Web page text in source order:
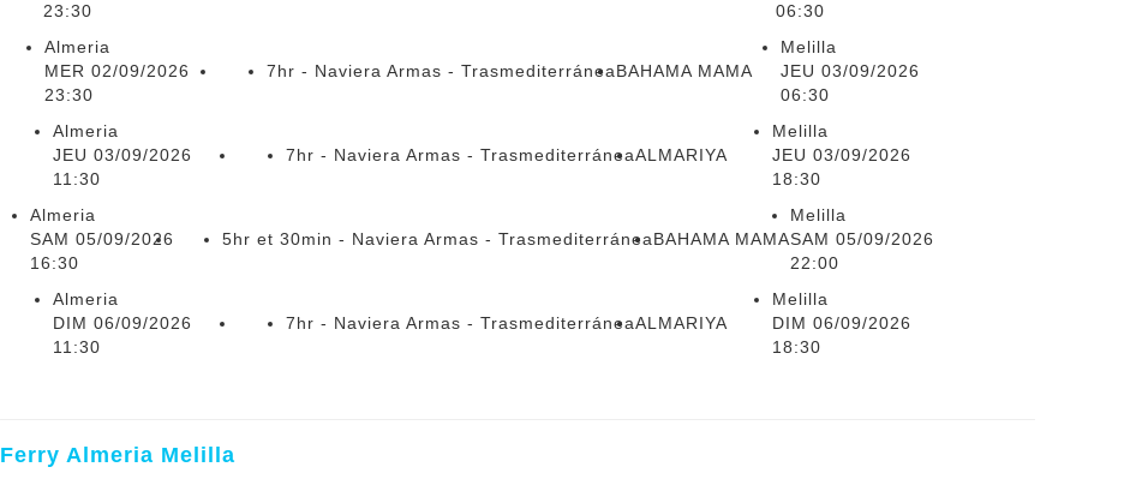
23:30
06:30
Almeria
MER 02/09/2026
23:30
7hr - Naviera Armas - TrasmediterráneaBAHAMA MAMA
Melilla
JEU 03/09/2026
06:30
Almeria
JEU 03/09/2026
11:30
7hr - Naviera Armas - TrasmediterráneaALMARIYA
Melilla
JEU 03/09/2026
18:30
Almeria
SAM 05/09/2026
16:30
5hr et 30min - Naviera Armas - TrasmediterráneaBAHAMA MAMA
Melilla
SAM 05/09/2026
22:00
Almeria
DIM 06/09/2026
11:30
7hr - Naviera Armas - TrasmediterráneaALMARIYA
Melilla
DIM 06/09/2026
18:30
Ferry Almeria Melilla